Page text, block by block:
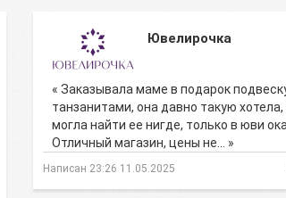
Ювелирочка
« Заказывала маме в подарок
танзанитами, она давно такую хотела,
могла найти ее нигде, только в юви
Отличный магазин, цены не… »
Написан 23:26 11.05.2025